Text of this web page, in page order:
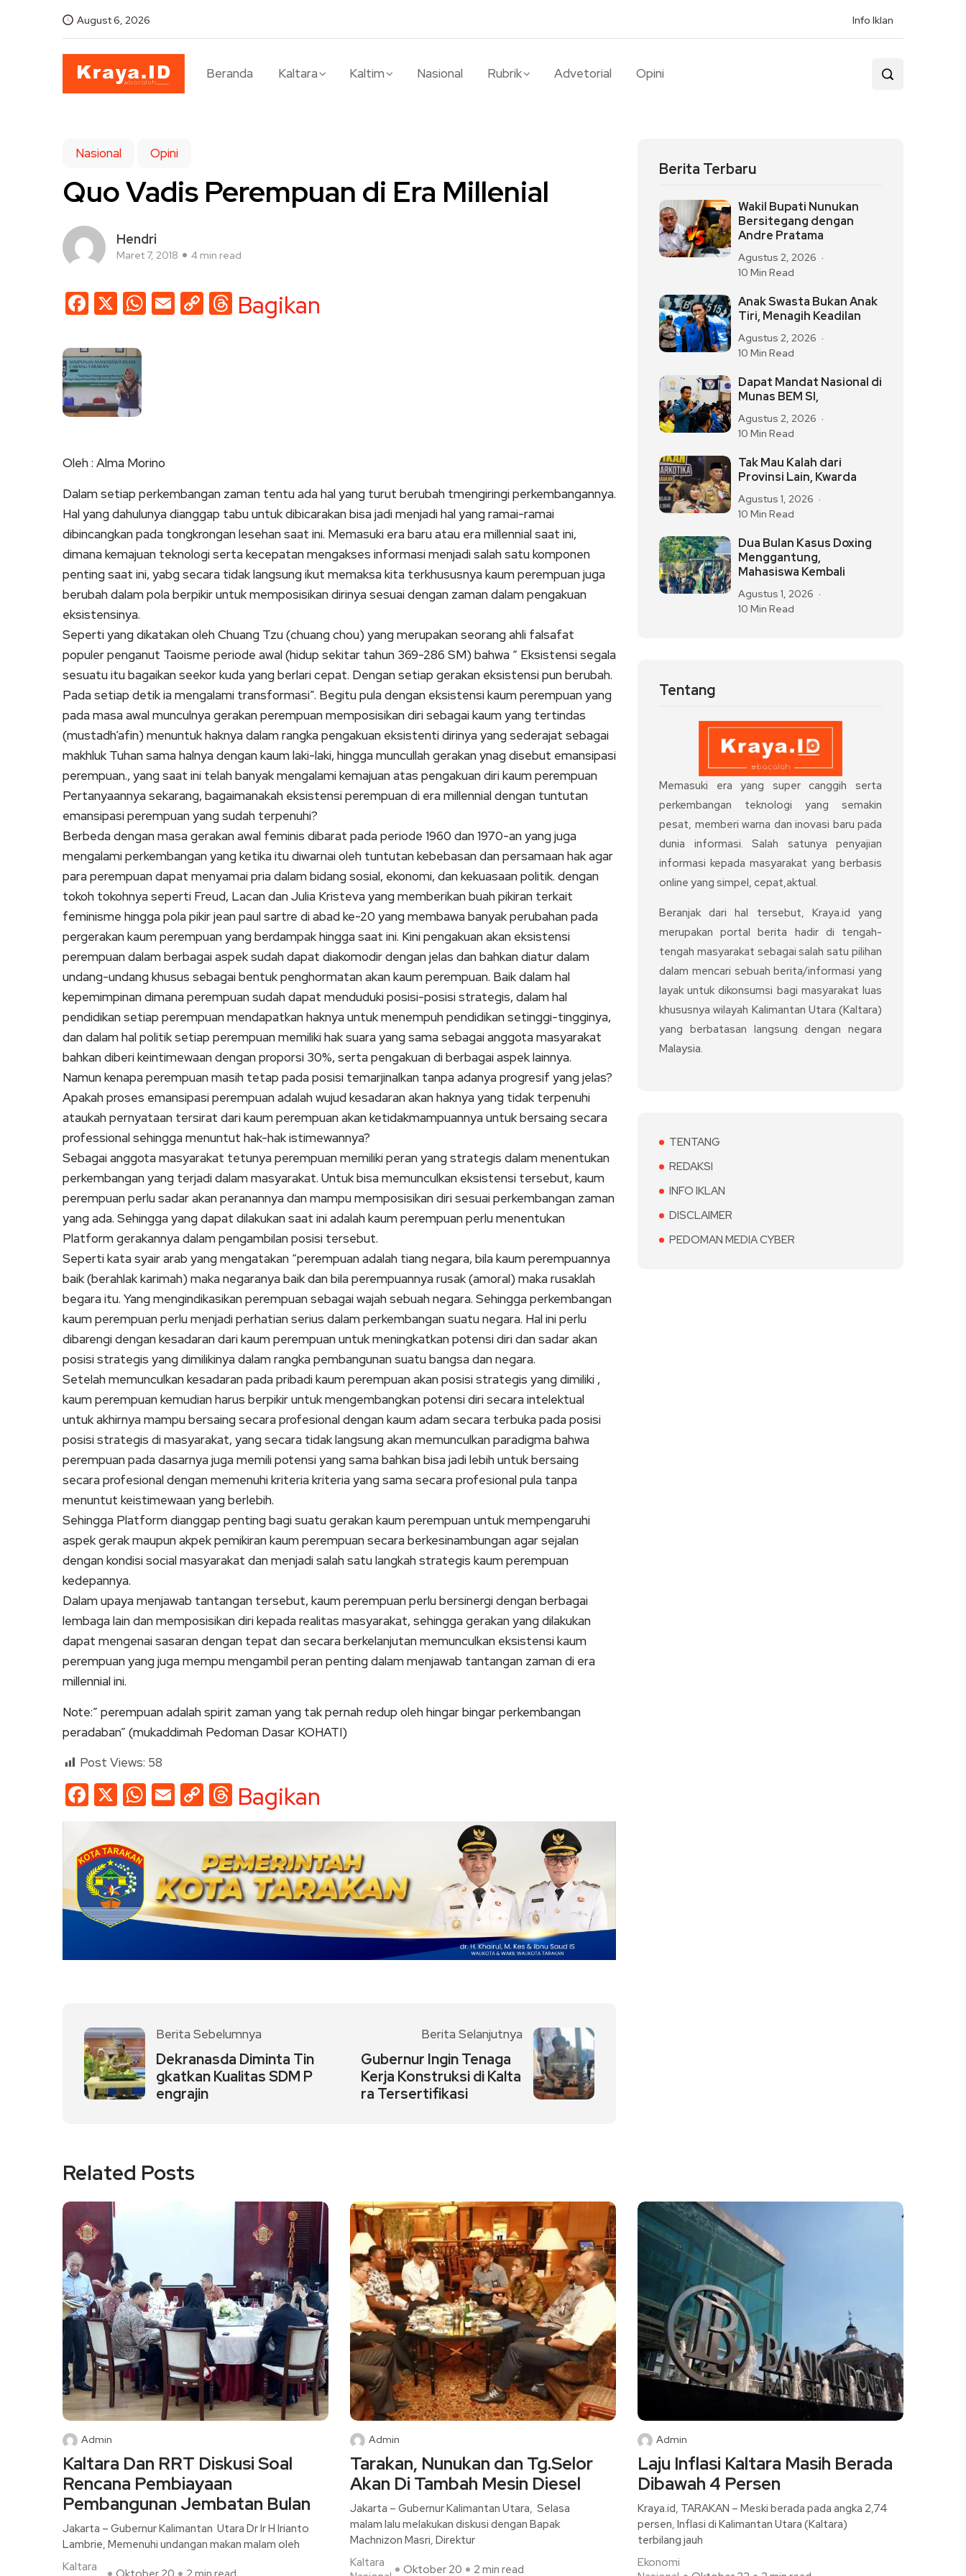
August 6, 2026 Info Iklan
Beranda Kaltara Kaltim Nasional Rubrik Advetorial Opini
Nasional Opini
Quo Vadis Perempuan di Era Millenial
Hendri
Maret 7, 2018 4 min read
Facebook
X WhatsApp
EmailCopyThreads
Bagikan
Oleh : Alma Morino
Dalam setiap perkembangan zaman tentu ada hal yang turut berubah tmengiringi perkembangannya.
Hal yang dahulunya dianggap tabu untuk dibicarakan bisa jadi menjadi hal yang ramai-ramai
dibincangkan pada tongkrongan lesehan saat ini. Memasuki era baru atau era millennial saat ini,
dimana kemajuan teknologi serta kecepatan mengakses informasi menjadi salah satu komponen
penting saat ini, yabg secara tidak langsung ikut memaksa kita terkhususnya kaum perempuan juga
berubah dalam pola berpikir untuk memposisikan dirinya sesuai dengan zaman dalam pengakuan
eksistensinya.
Seperti yang dikatakan oleh Chuang Tzu (chuang chou) yang merupakan seorang ahli falsafat
populer penganut Taoisme periode awal (hidup sekitar tahun 369-286 SM) bahwa “ Eksistensi segala
sesuatu itu bagaikan seekor kuda yang berlari cepat. Dengan setiap gerakan eksistensi pun berubah.
Pada setiap detik ia mengalami transformasi”. Begitu pula dengan eksistensi kaum perempuan yang
pada masa awal munculnya gerakan perempuan memposisikan diri sebagai kaum yang tertindas
(mustadh’afin) menuntuk haknya dalam rangka pengakuan eksistenti dirinya yang sederajat sebagai
makhluk Tuhan sama halnya dengan kaum laki-laki, hingga muncullah gerakan ynag disebut emansipasi
perempuan., yang saat ini telah banyak mengalami kemajuan atas pengakuan diri kaum perempuan
Pertanyaannya sekarang, bagaimanakah eksistensi perempuan di era millennial dengan tuntutan
emansipasi perempuan yang sudah terpenuhi?
Berbeda dengan masa gerakan awal feminis dibarat pada periode 1960 dan 1970-an yang juga
mengalami perkembangan yang ketika itu diwarnai oleh tuntutan kebebasan dan persamaan hak agar
para perempuan dapat menyamai pria dalam bidang sosial, ekonomi, dan kekuasaan politik. dengan
tokoh tokohnya seperti Freud, Lacan dan Julia Kristeva yang memberikan buah pikiran terkait
feminisme hingga pola pikir jean paul sartre di abad ke-20 yang membawa banyak perubahan pada
pergerakan kaum perempuan yang berdampak hingga saat ini. Kini pengakuan akan eksistensi
perempuan dalam berbagai aspek sudah dapat diakomodir dengan jelas dan bahkan diatur dalam
undang-undang khusus sebagai bentuk penghormatan akan kaum perempuan. Baik dalam hal
kepemimpinan dimana perempuan sudah dapat menduduki posisi-posisi strategis, dalam hal
pendidikan setiap perempuan mendapatkan haknya untuk menempuh pendidikan setinggi-tingginya,
dan dalam hal politik setiap perempuan memiliki hak suara yang sama sebagai anggota masyarakat
bahkan diberi keintimewaan dengan proporsi 30%, serta pengakuan di berbagai aspek lainnya.
Namun kenapa perempuan masih tetap pada posisi temarjinalkan tanpa adanya progresif yang jelas?
Apakah proses emansipasi perempuan adalah wujud kesadaran akan haknya yang tidak terpenuhi
ataukah pernyataan tersirat dari kaum perempuan akan ketidakmampuannya untuk bersaing secara
professional sehingga menuntut hak-hak istimewannya?
Sebagai anggota masyarakat tetunya perempuan memiliki peran yang strategis dalam menentukan
perkembangan yang terjadi dalam masyarakat. Untuk bisa memunculkan eksistensi tersebut, kaum
perempuan perlu sadar akan peranannya dan mampu memposisikan diri sesuai perkembangan zaman
yang ada. Sehingga yang dapat dilakukan saat ini adalah kaum perempuan perlu menentukan
Platform gerakannya dalam pengambilan posisi tersebut.
Seperti kata syair arab yang mengatakan “perempuan adalah tiang negara, bila kaum perempuannya
baik (berahlak karimah) maka negaranya baik dan bila perempuannya rusak (amoral) maka rusaklah
begara itu. Yang mengindikasikan perempuan sebagai wajah sebuah negara. Sehingga perkembangan
kaum perempuan perlu menjadi perhatian serius dalam perkembangan suatu negara. Hal ini perlu
dibarengi dengan kesadaran dari kaum perempuan untuk meningkatkan potensi diri dan sadar akan
posisi strategis yang dimilikinya dalam rangka pembangunan suatu bangsa dan negara.
Setelah memunculkan kesadaran pada pribadi kaum perempuan akan posisi strategis yang dimiliki ,
kaum perempuan kemudian harus berpikir untuk mengembangkan potensi diri secara intelektual
untuk akhirnya mampu bersaing secara profesional dengan kaum adam secara terbuka pada posisi
posisi strategis di masyarakat, yang secara tidak langsung akan memunculkan paradigma bahwa
perempuan pada dasarnya juga memili potensi yang sama bahkan bisa jadi lebih untuk bersaing
secara profesional dengan memenuhi kriteria kriteria yang sama secara profesional pula tanpa
menuntut keistimewaan yang berlebih.
Sehingga Platform dianggap penting bagi suatu gerakan kaum perempuan untuk mempengaruhi
aspek gerak maupun akpek pemikiran kaum perempuan secara berkesinambungan agar sejalan
dengan kondisi social masyarakat dan menjadi salah satu langkah strategis kaum perempuan
kedepannya.
Dalam upaya menjawab tantangan tersebut, kaum perempuan perlu bersinergi dengan berbagai
lembaga lain dan memposisikan diri kepada realitas masyarakat, sehingga gerakan yang dilakukan
dapat mengenai sasaran dengan tepat dan secara berkelanjutan memunculkan eksistensi kaum
perempuan yang juga mempu mengambil peran penting dalam menjawab tantangan zaman di era
millennial ini.
Note:” perempuan adalah spirit zaman yang tak pernah redup oleh hingar bingar perkembangan
peradaban” (mukaddimah Pedoman Dasar KOHATI)
Post Views: 58
Facebook
X WhatsApp
EmailCopy
Link
Threads
Bagikan
Berita Sebelumnya
Dekranasda Diminta Tin
gkatkan Kualitas SDM P
engrajin
Berita Selanjutnya
Gubernur Ingin Tenaga
Kerja Konstruksi di Kalta
ra Tersertifikasi
Berita Terbaru
Wakil Bupati Nunukan
Bersitegang dengan
Andre Pratama
Agustus 2, 2026
10 Min Read
Anak Swasta Bukan Anak
Tiri, Menagih Keadilan
Agustus 2, 2026
10 Min Read
Dapat Mandat Nasional di
Munas BEM SI,
Agustus 2, 2026
10 Min Read
Tak Mau Kalah dari
Provinsi Lain, Kwarda
Agustus 1, 2026
10 Min Read
Dua Bulan Kasus Doxing
Menggantung,
Mahasiswa Kembali
Agustus 1, 2026
10 Min Read
Tentang
Memasuki era yang super canggih serta
perkembangan teknologi yang semakin
pesat, memberi warna dan inovasi baru pada
dunia informasi. Salah satunya penyajian
informasi kepada masyarakat yang berbasis
online yang simpel, cepat,aktual.
Beranjak dari hal tersebut, Kraya.id yang
merupakan portal berita hadir di tengah-
tengah masyarakat sebagai salah satu pilihan
dalam mencari sebuah berita/informasi yang
layak untuk dikonsumsi bagi masyarakat luas
khususnya wilayah Kalimantan Utara (Kaltara)
yang berbatasan langsung dengan negara
Malaysia.
TENTANG
REDAKSI
INFO IKLAN
DISCLAIMER
PEDOMAN MEDIA CYBER
Related Posts
Admin
Kaltara Dan RRT Diskusi Soal
Rencana Pembiayaan
Pembangunan Jembatan Bulan
Jakarta – Gubernur Kalimantan Utara Dr Ir H Irianto
Lambrie, Memenuhi undangan makan malam oleh
Kaltara
Admin
Tarakan, Nunukan dan Tg.Selor
Akan Di Tambah Mesin Diesel
Jakarta – Gubernur Kalimantan Utara, Selasa
malam lalu melakukan diskusi dengan Bapak
Machnizon Masri, Direktur
Kaltara
Oktober 20 2 min read
Admin
Laju Inflasi Kaltara Masih Berada
Dibawah 4 Persen
Kraya.id, TARAKAN – Meski berada pada angka 2,74
persen, Inflasi di Kalimantan Utara (Kaltara)
terbilang jauh
Ekonomi